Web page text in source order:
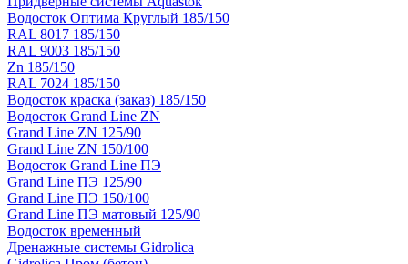
Водосток Оптима Круглый 185/150
RAL 8017 185/150
RAL 9003 185/150
Zn 185/150
RAL 7024 185/150
Водосток краска (заказ) 185/150
Водосток Grand Line ZN
Grand Line ZN 125/90
Grand Line ZN 150/100
Водосток Grand Line ПЭ
Grand Line ПЭ 125/90
Grand Line ПЭ 150/100
Grand Line ПЭ матовый 125/90
Водосток временный
Дренажные системы Gidrolica